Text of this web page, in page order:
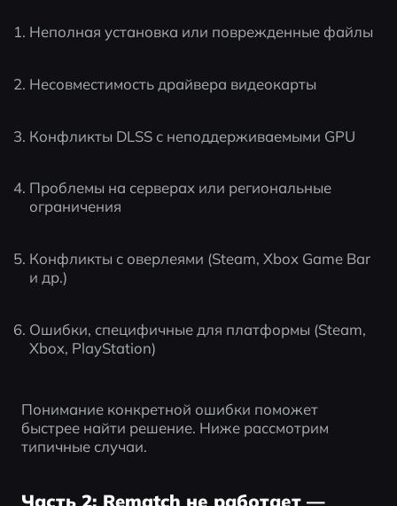
Неполная установка или поврежденные файлы
Несовместимость драйвера видеокарты
Конфликты DLSS с неподдерживаемыми GPU
Проблемы на серверах или региональные
ограничения
Конфликты с оверлеями (Steam, Xbox Game Bar
и др.)
Ошибки, специфичные для платформы (Steam,
Xbox, PlayStation)
Понимание конкретной ошибки поможет
быстрее найти решение. Ниже рассмотрим
типичные случаи.
Часть 2: Rematch не работает —